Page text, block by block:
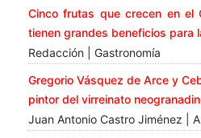
Cinco frutas que crecen en el
tienen grandes beneficios para
Redacción | Gastronomía
Gregorio Vásquez de Arce y
pintor del virreinato
Juan Antonio Castro Jiménez |